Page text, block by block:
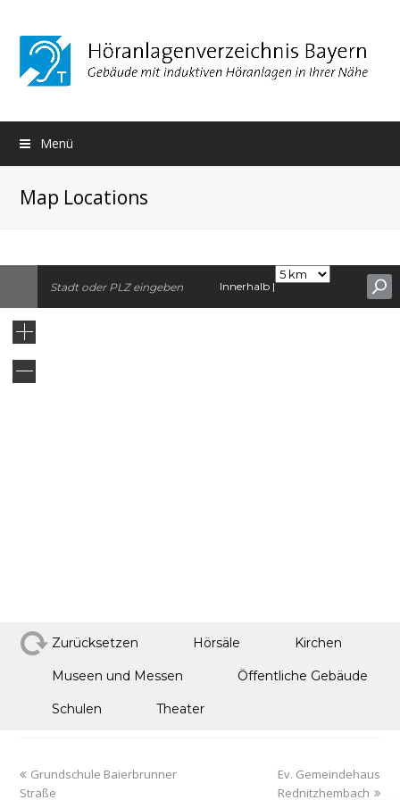
Menü
Map Locations
Innerhalb |
Zurücksetzen Hörsäle Kirchen
Museen und Messen Öffentliche Gebäude
Schulen Theater
Grundschule Baierbrunner
Straße
Ev. Gemeindehaus
Rednitzhembach